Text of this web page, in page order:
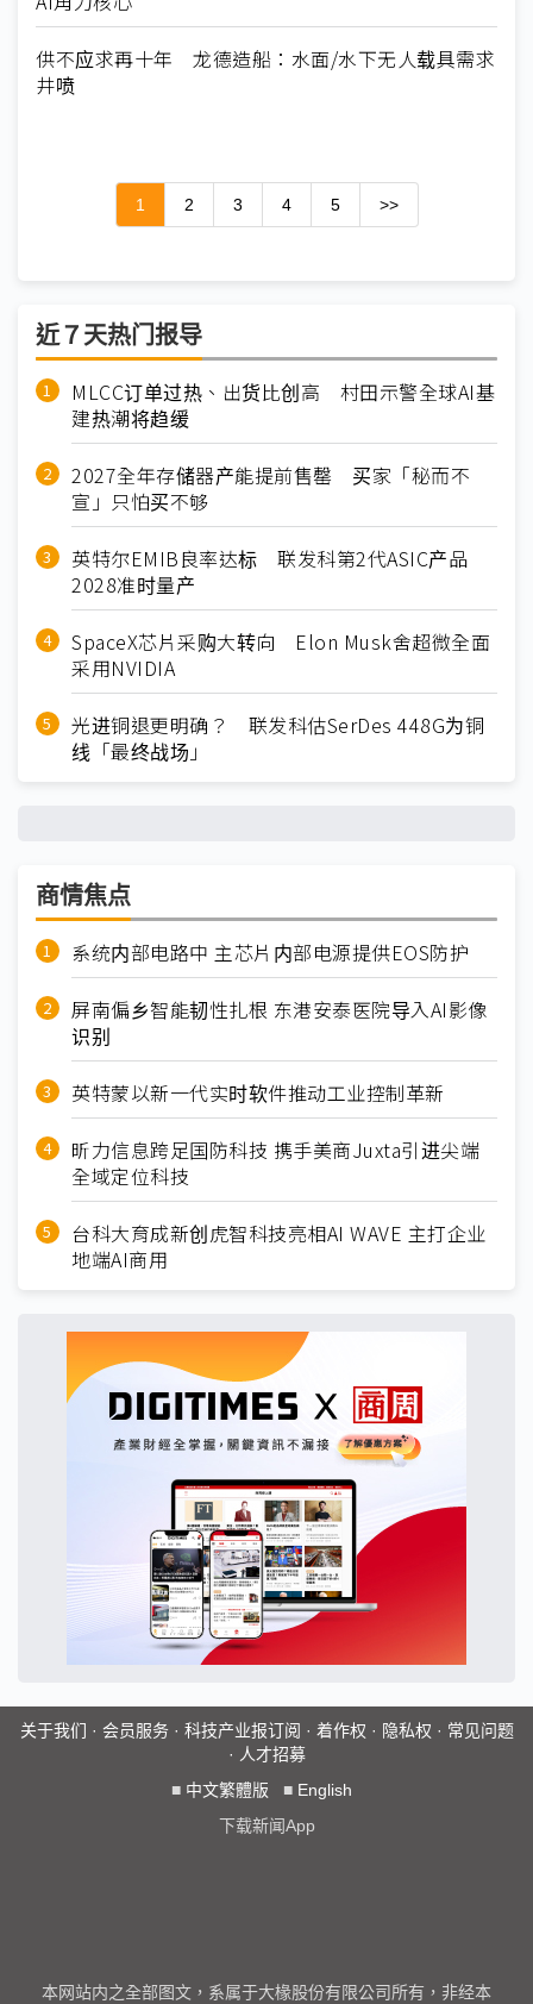
供不应求再十年 龙德造船：水面/水下无人载具需求
井喷
1 2 3 4 5 >>
近７天热门报导
MLCC订单过热、出货比创高 村田示警全球AI基
建热潮将趋缓
2027全年存储器产能提前售罄 买家「秘而不
宣」只怕买不够
英特尔EMIB良率达标 联发科第2代ASIC产品
2028准时量产
SpaceX芯片采购大转向 Elon Musk舍超微全面
采用NVIDIA
光进铜退更明确？ 联发科估SerDes 448G为铜
线「最终战场」
商情焦点
系统内部电路中 主芯片内部电源提供EOS防护
屏南偏乡智能韧性扎根 东港安泰医院导入AI影像
识别
英特蒙以新一代实时软件推动工业控制革新
昕力信息跨足国防科技 携手美商Juxta引进尖端
全域定位科技
台科大育成新创虎智科技亮相AI WAVE 主打企业
地端AI商用
关于我们 · 会员服务· 科技产业报订阅 · 着作权 · 隐私权 · 常见问题
· 人才招募
■ 中文繁體版 ■ English
下载新闻App
本网站内之全部图文，系属于大椽股份有限公司所有，非经本